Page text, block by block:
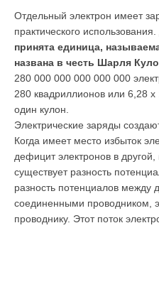
Отдельный электрон имеет
практического использования.
принята единица,
названа в честь Шарля
280 000 000 000 000 000
280 квадриллионов или 6,28 х
один кулон.
Электрические заряды
Когда имеет место избыток
дефицит электронов в
существует разность
разность потенциалов
соединенными проводником,
проводнику. Этот поток